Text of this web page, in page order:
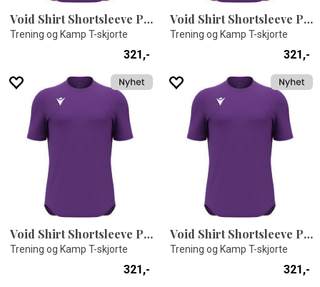
Void Shirt Shortsleeve PRP XXS
Trening og Kamp T-skjorte
321,-
Void Shirt Shortsleeve PRP XXL
Trening og Kamp T-skjorte
321,-
Void Shirt Shortsleeve PRP XS
Trening og Kamp T-skjorte
321,-
Void Shirt Shortsleeve PRP XL
Trening og Kamp T-skjorte
321,-